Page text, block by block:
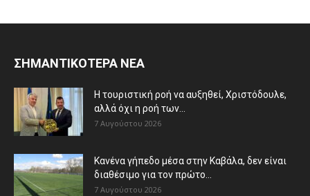
ΣΗΜΑΝΤΙΚΟΤΕΡΑ ΝΕΑ
Η τουριστική ροή να αυξηθεί, Χριστόδουλε,
αλλά όχι η ροή των...
7 Αυγούστου 2026
Κανένα γήπεδο μέσα στην Καβάλα, δεν είναι
διαθέσιμο για τον πρώτο...
7 Αυγούστου 2026